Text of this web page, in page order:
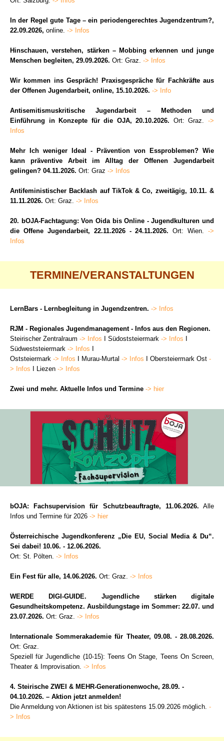
In der Regel gute Tage – ein periodengerechtes Jugendzentrum?,
22.09.2026, online. -> Infos
Hinschauen, verstehen, stärken – Mobbing erkennen und junge
Menschen begleiten, 29.09.2026. Ort: Graz. -> Infos
Wir kommen ins Gespräch! Praxisgespräche für Fachkräfte aus
der Offenen Jugendarbeit, online, 15.10.2026. -> Info
Antisemitismuskritische Jugendarbeit – Methoden und
Einführung in Konzepte für die OJA, 20.10.2026. Ort: Graz.->
Infos
Mehr Ich weniger Ideal - Prävention von Essproblemen? Wie
kann präventive Arbeit im Alltag der Offenen Jugendarbeit
gelingen? 04.11.2026. Ort: Graz -> Infos
Antifeministischer Backlash auf TikTok & Co, zweitägig, 10.11. &
11.11.2026. Ort: Graz. -> Infos
20. bOJA-Fachtagung: Von Oida bis Online - Jugendkulturen und
die Offene Jugendarbeit, 22.11.2026 - 24.11.2026.Ort: Wien. ->
Infos
TERMINE/VERANSTALTUNGEN
LernBars - Lernbegleitung in Jugendzentren. -> Infos
RJM - Regionales Jugendmanagement - Infos aus den Regionen.
Steirischer Zentralraum -> Infos I Südoststeiermark -> Infos
Südweststeiermark -> Infos
Oststeiermark -> Infos I Murau-Murtal -> Infos I Obersteiermark Ost -
> Infos I Liezen -> Infos
Zwei und mehr. Aktuelle Infos und Termine -> hier
bOJA: Fachsupervision für Schutzbeauftragte, 11.06.2026. Alle
Infos und Termine für 2026 -> hier
Österreichische Jugendkonferenz „Die EU, Social Media & Du“.
Sei dabei! 10.06. - 12.06.2026.
Ort: St. Pölten. -> Infos
Ein Fest für alle, 14.06.2026. Ort: Graz. -> Infos
WERDE DIGI-GUIDE. Jugendliche stärken digitale
Gesundheitskompetenz. Ausbildungstage im Sommer: 22.07. und
23.07.2026. Ort: Graz. -> Infos
Internationale Sommerakademie für Theater, 09.08. - 28.08.2026.
Ort: Graz.
Speziell für Jugendliche (10-15): Teens On Stage, Teens On Screen,
Theater & Improvisation. -> Infos
4. Steirische ZWEI & MEHR-Generationenwoche, 28.09. -
04.10.2026. – Aktion jetzt anmelden!
Die Anmeldung von Aktionen ist bis spätestens 15.09.2026 möglich. -
> Infos